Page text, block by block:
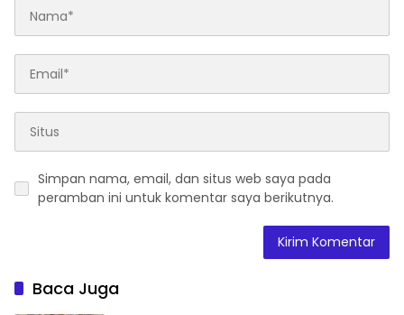
Simpan nama, email, dan situs web saya pada
peramban ini untuk komentar saya berikutnya.
Baca Juga